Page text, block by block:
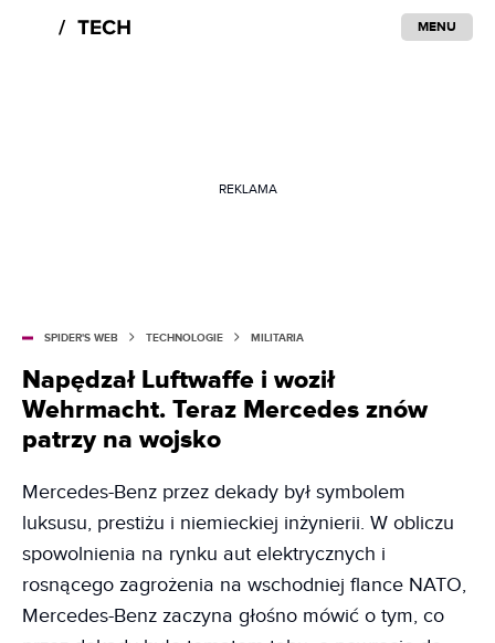
MENU
REKLAMA
SPIDER'S WEB TECHNOLOGIE MILITARIA
Napędzał Luftwaffe i woził
Wehrmacht. Teraz Mercedes znów
patrzy na wojsko
Mercedes-Benz przez dekady był symbolem
luksusu, prestiżu i niemieckiej inżynierii. W obliczu
spowolnienia na rynku aut elektrycznych i
rosnącego zagrożenia na wschodniej flance NATO,
Mercedes-Benz zaczyna głośno mówić o tym, co